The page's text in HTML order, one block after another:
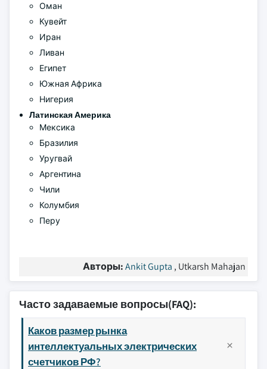
Оман
Кувейт
Иран
Ливан
Египет
Южная Африка
Нигерия
Латинская Америка
Мексика
Бразилия
Уругвай
Аргентина
Чили
Колумбия
Перу
Авторы:Ankit Gupta , Utkarsh Mahajan
Часто задаваемые вопросы(FAQ):
Каков размер рынка
интеллектуальных электрических
счетчиков РФ?